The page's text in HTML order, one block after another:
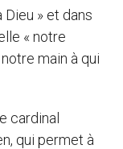
» et dans
« notre
main à qui
cardinal
qui permet à